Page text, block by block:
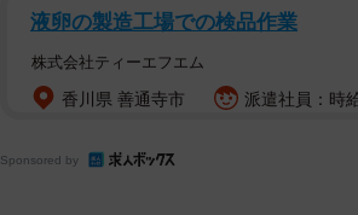
液卵の製造工場での検品作業
株式会社ティーエフエム
香川県 善通寺市 派遣社員：時
Sponsored by